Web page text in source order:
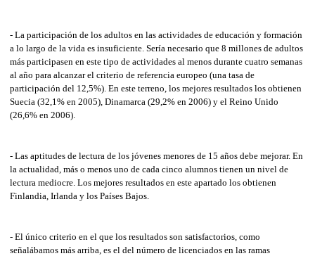
- La participación de los adultos en las actividades de educación y formación
a lo largo de la vida es insuficiente. Sería necesario que 8 millones de adultos
más participasen en este tipo de actividades al menos durante cuatro semanas
al año para alcanzar el criterio de referencia europeo (una tasa de
participación del 12,5%). En este terreno, los mejores resultados los obtienen
Suecia (32,1% en 2005), Dinamarca (29,2% en 2006) y el Reino Unido
(26,6% en 2006).
- Las aptitudes de lectura de los jóvenes menores de 15 años debe mejorar. En
la actualidad, más o menos uno de cada cinco alumnos tienen un nivel de
lectura mediocre. Los mejores resultados en este apartado los obtienen
Finlandia, Irlanda y los Países Bajos.
- El único criterio en el que los resultados son satisfactorios, como
señalábamos más arriba, es el del número de licenciados en las ramas